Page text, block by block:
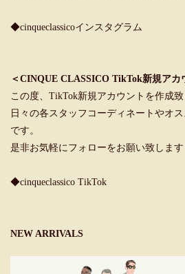
◆cinqueclassicoインスタグラム
＜CINQUE CLASSICO TikTok新規アカ
この度、TikTok新規アカウントを作成致
日々の各スタッフコーディネートやオ
です。
是非お気軽にフォローをお願い致します
◆cinqueclassico TikTok
NEW ARRIVALS